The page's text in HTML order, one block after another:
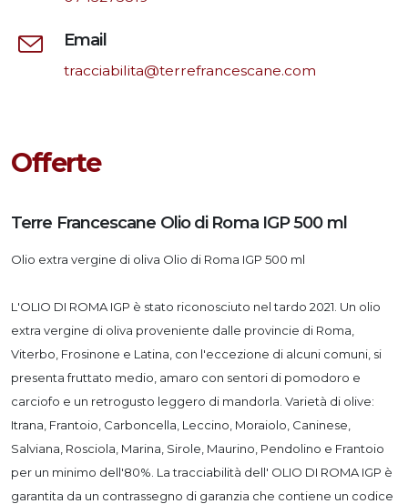
Email
tracciabilita@terrefrancescane.com
Offerte
Terre Francescane Olio di Roma IGP 500 ml
Olio extra vergine di oliva Olio di Roma IGP 500 ml
L'OLIO DI ROMA IGP è stato riconosciuto nel tardo 2021. Un olio
extra vergine di oliva proveniente dalle provincie di Roma,
Viterbo, Frosinone e Latina, con l'eccezione di alcuni comuni, si
presenta fruttato medio, amaro con sentori di pomodoro e
carciofo e un retrogusto leggero di mandorla. Varietà di olive:
Itrana, Frantoio, Carboncella, Leccino, Moraiolo, Caninese,
Salviana, Rosciola, Marina, Sirole, Maurino, Pendolino e Frantoio
per un minimo dell'80%. La tracciabilità dell' OLIO DI ROMA IGP è
garantita da un contrassegno di garanzia che contiene un codice